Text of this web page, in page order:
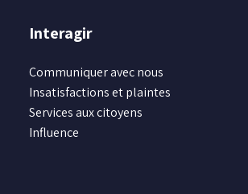
Interagir
Communiquer avec nous
Insatisfactions et plaintes
Services aux citoyens
Influence